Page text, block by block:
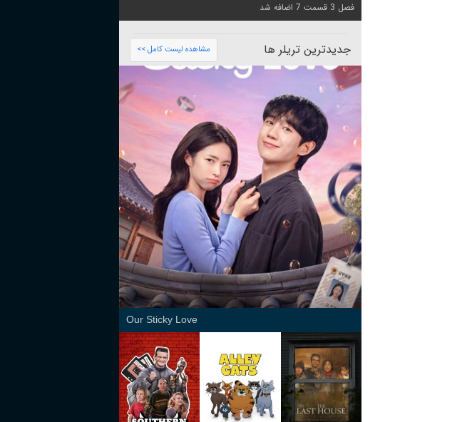
فصل 3 قسمت 7 اضافه شد
جدیدترین تریلر ها مشاهده لیست کامل >>
Our Sticky Love